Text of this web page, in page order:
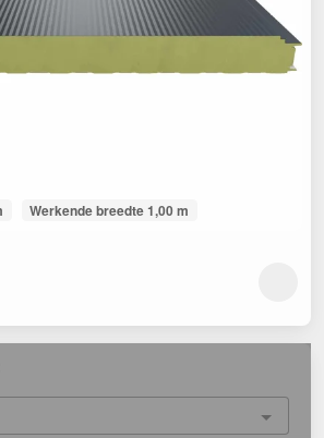
Werkende breedte 1,00 m